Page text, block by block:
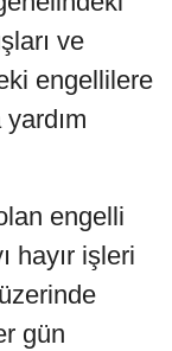
ve
engellilere
engelli
hayır işleri
gün